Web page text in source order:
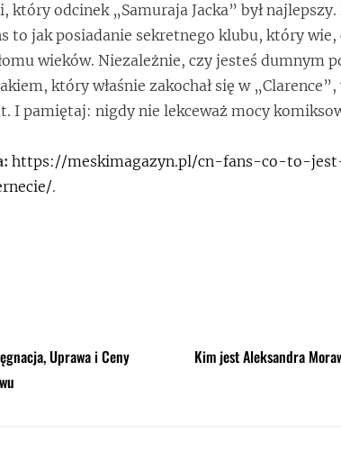
który odcinek „Samuraja Jacka” był najlepszy.
to jak posiadanie sekretnego klubu, który wie,
wieków. Niezależnie, czy jesteś dumnym
który właśnie zakochał się w
I pamiętaj: nigdy nie lekceważ mocy
https://meskimagazyn.pl/cn-fans-co-to-
.
Uprawa i Ceny
Kim jest Aleksandra